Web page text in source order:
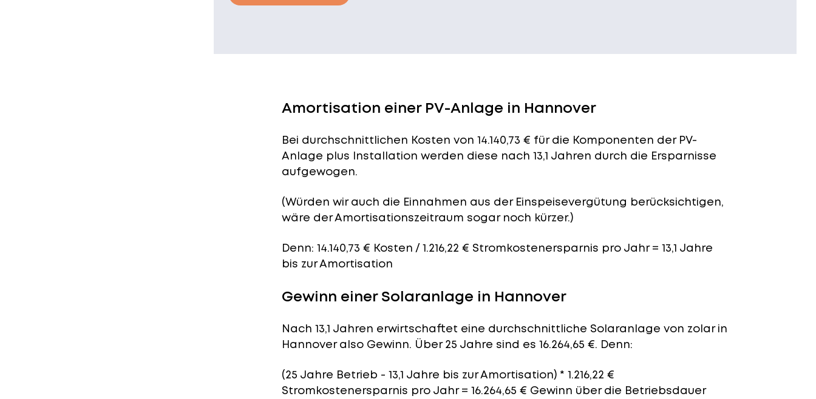
Amortisation einer PV-Anlage in Hannover
Bei durchschnittlichen Kosten von 14.140,73 € für die Komponenten der PV-
Anlage plus Installation werden diese nach 13,1 Jahren durch die Ersparnisse
aufgewogen.
(Würden wir auch die Einnahmen aus der Einspeisevergütung berücksichtigen,
wäre derAmortisationszeitraum sogar noch kürzer.)
Denn: 14.140,73 € Kosten / 1.216,22 € Stromkostenersparnis pro Jahr = 13,1 Jahre
bis zur Amortisation
Gewinn einer Solaranlage in Hannover
Nach 13,1 Jahren erwirtschaftet eine durchschnittliche Solaranlage von zolar in
Hannover also Gewinn. Über 25 Jahre sind es 16.264,65 €. Denn:
(25 Jahre Betrieb - 13,1 Jahre bis zur Amortisation) * 1.216,22 €
Stromkostenersparnis pro Jahr = 16.264,65 € Gewinn über die Betriebsdauer